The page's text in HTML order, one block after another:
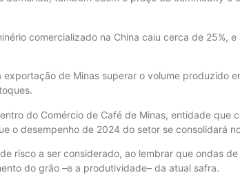
comercializado na China caiu cerca de 25%,
de Minas superar o volume produzido
do Comércio de Café de Minas, entidade que
o desempenho de 2024 do setor se consolidará
risco a ser considerado, ao lembrar que ondas
do grão –e a produtividade– da atual safra.